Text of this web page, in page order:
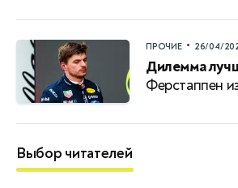
ПРОЧИЕ • 26/04/
Дилемма
Ферстаппен
Выбор читателей